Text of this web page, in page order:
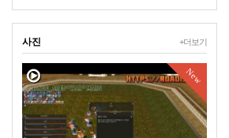
+더보기
사진
New